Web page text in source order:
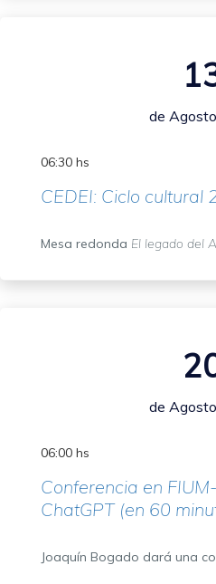
de
06:30 hs
CEDEI: Ciclo cultural
Mesa redonda El legado del
de
06:00 hs
Conferencia en
ChatGPT (en 60
Joaquín Bogado dará una